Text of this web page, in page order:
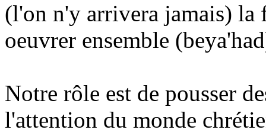
(l'on n'y arrivera jamais) la
oeuvrer ensemble (beya'had
Notre rôle est de pousser
l'attention du monde